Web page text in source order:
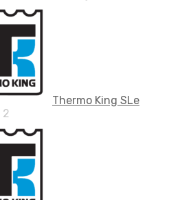
Thermo King SLe
2